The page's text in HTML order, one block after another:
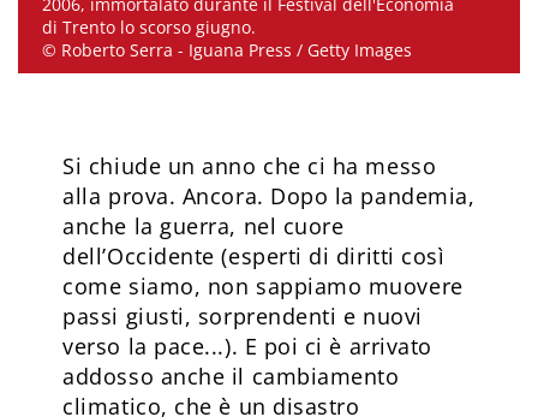
di Trento lo scorso giugno.
© Roberto Serra - Iguana Press / Getty Images
Si chiude un anno che ci ha messo
alla prova. Ancora. Dopo la pandemia,
anche la guerra, nel cuore
dell’Occidente (esperti di diritti così
come siamo, non sappiamo muovere
passi giusti, sorprendenti e nuovi
verso la pace...). E poi ci è arrivato
addosso anche il cambiamento
climatico, che è un disastro